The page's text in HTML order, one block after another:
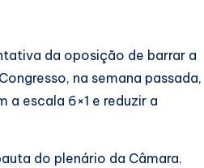
da oposição de barrar a
na semana passada,
escala 6×1 e reduzir a
do plenário da Câmara.